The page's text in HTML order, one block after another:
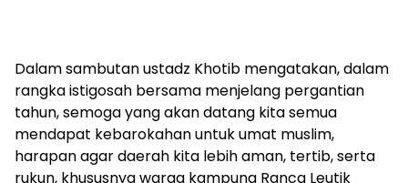
Dalam sambutan ustadz Khotib mengatakan, dalam
rangka istigosah bersama menjelang pergantian
tahun, semoga yang akan datang kita semua
mendapat kebarokahan untuk umat muslim,
harapan agar daerah kita lebih aman, tertib, serta
rukun, khususnya warga kampung Ranca Leutik